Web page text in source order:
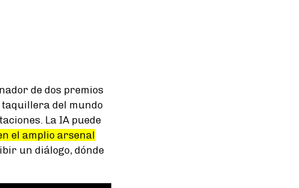
de dos premios
taquillera del mundo
La IA puede
el amplio arsenal
un diálogo, dónde